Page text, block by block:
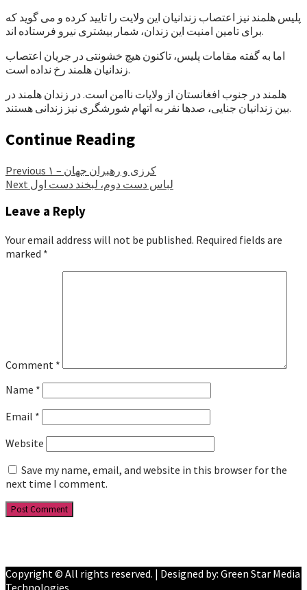
پلیس هلمند نیز اعتصاب زندانیان این ولایت را تایید کرده و می گوید که
برای تامین امنیت این زندان، شمار بیشتری نیرو فرستاده اند.
اما به گفته مقامات پلیس، تاکنون هیچ خشونتی در جریان اعتصاب
زندانیان هلمند رخ نداده است.
هلمند در جنوب افغانستان از ولایات ناامن است. در زندان هلمند در
بین زندانیان جنایی، صدها نفر به اتهام شورشگری نیز زندانی هستند.
Continue Reading
Previous
کرزی و رهبران جهان – ۱
Next لباس دست دوم، لبخند دست اول
Leave a Reply
Your email address will not be published. Required fields are
marked *
Comment *
Name *
Email *
Website
Save my name, email, and website in this browser for the
next time I comment.
Copyright © All rights reserved. | Designed by: Green Star Media